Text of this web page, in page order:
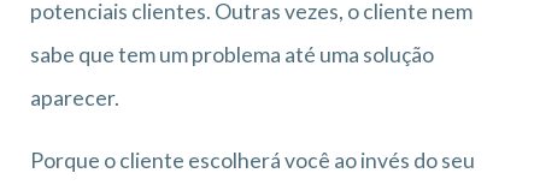
potenciais clientes. Outras vezes, o cliente nem
sabe que tem um problema até uma solução
aparecer.
Porque o cliente escolherá você ao invés do seu